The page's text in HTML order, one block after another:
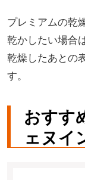
プレミアムの乾
乾かしたい場合
乾燥したあとの
す。
おすす
ェヌイ